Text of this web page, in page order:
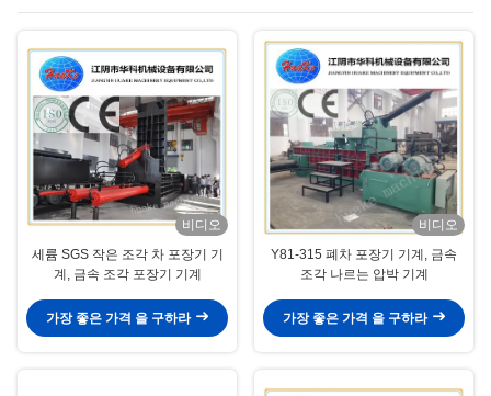
비디오
세륨 SGS 작은 조각 차 포장기 기
계, 금속 조각 포장기 기계
가장 좋은 가격 을 구하라
비디오
Y81-315 폐차 포장기 기계, 금속
조각 나르는 압박 기계
가장 좋은 가격 을 구하라